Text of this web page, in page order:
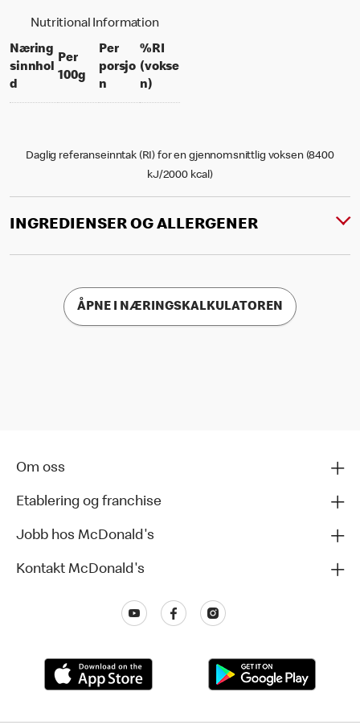
Nutritional Information
Næring
sinnhol
d
Per
100gper 100 grams
Per
porsjo
nper portion
%RI
(vokse
n)% daily value for an adult
Daglig referanseinntak (RI) for en gjennomsnittlig voksen (8400
kJ/2000 kcal)
INGREDIENSER OG ALLERGENER
ÅPNE I NÆRINGSKALKULATOREN
Om oss
Etablering og franchise
Jobb hos McDonald's
Kontakt McDonald's